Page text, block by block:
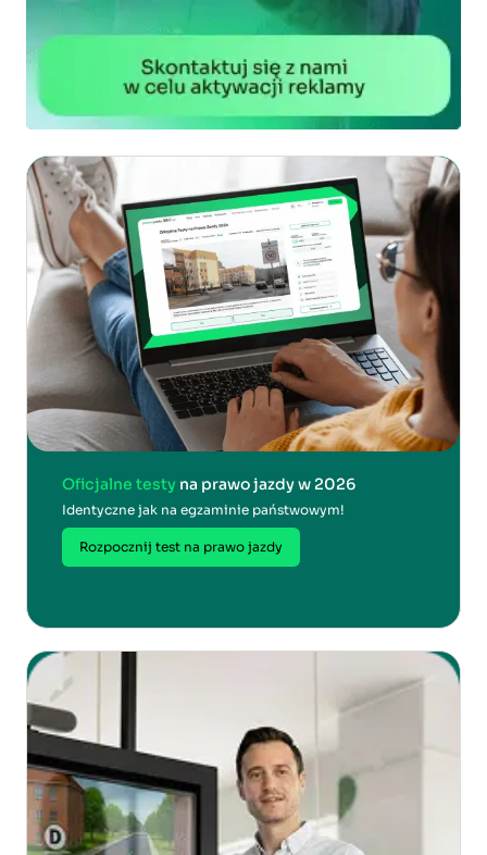
Oficjalne testy na prawo jazdy w 2026
Identyczne jak na egzaminie państwowym!
Rozpocznij test na prawo jazdy